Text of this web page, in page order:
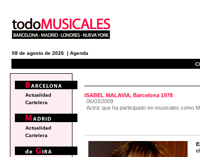
08 de agosto de 2026 | Agenda
ISABEL MALAVIA, Barcelona 1978
06/03/2009
Actriz que ha participado en musicales como
Actualidad
Cartelera
Actualidad
Cartelera